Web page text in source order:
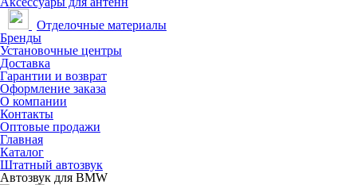
Отделочные материалы
Бренды
Установочные центры
Доставка
Гарантии и возврат
Оформление заказа
О компании
Контакты
Оптовые продажи
Главная
Каталог
Штатный автозвук
Автозвук для BMW